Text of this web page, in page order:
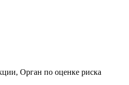
Орган по оценке риска